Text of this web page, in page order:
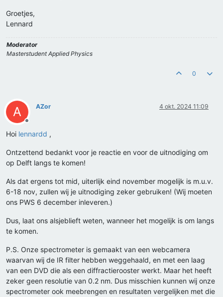
Groetjes,
Lennard
Moderator
Masterstudent Applied Physics
0
A
Offline
AZor 4 okt. 2024 11:09
Hoi lennardd ,
Ontzettend bedankt voor je reactie en voor de uitnodiging om
op Delft langs te komen!
Als dat ergens tot mid, uiterlijk eind november mogelijk is m.u.v.
6-18 nov, zullen wij je uitnodiging zeker gebruiken! (Wij moeten
ons PWS 6 december inleveren.)
Dus, laat ons alsjeblieft weten, wanneer het mogelijk is om langs
te komen.
P.S. Onze spectrometer is gemaakt van een webcamera
waarvan wij de IR filter hebben weggehaald, en met een laag
van een DVD die als een diffractierooster werkt. Maar het heeft
zeker geen resolutie van 0.2 nm. Dus misschien kunnen wij onze
spectrometer ook meebrengen en resultaten vergelijken met die